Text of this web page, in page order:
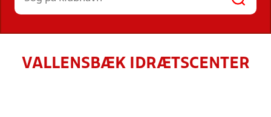
VALLENSBÆK IDRÆTSCENTER